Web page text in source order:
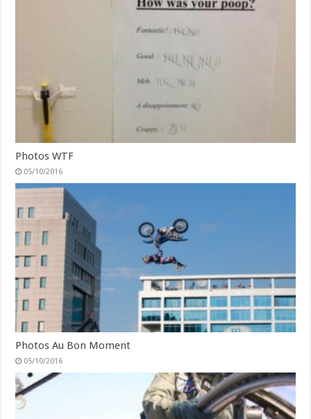
Photos WTF
05/10/2016
Photos Au Bon Moment
05/10/2016